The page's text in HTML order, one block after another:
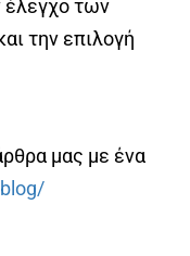
έλεγχο των
την επιλογή
μας με ένα